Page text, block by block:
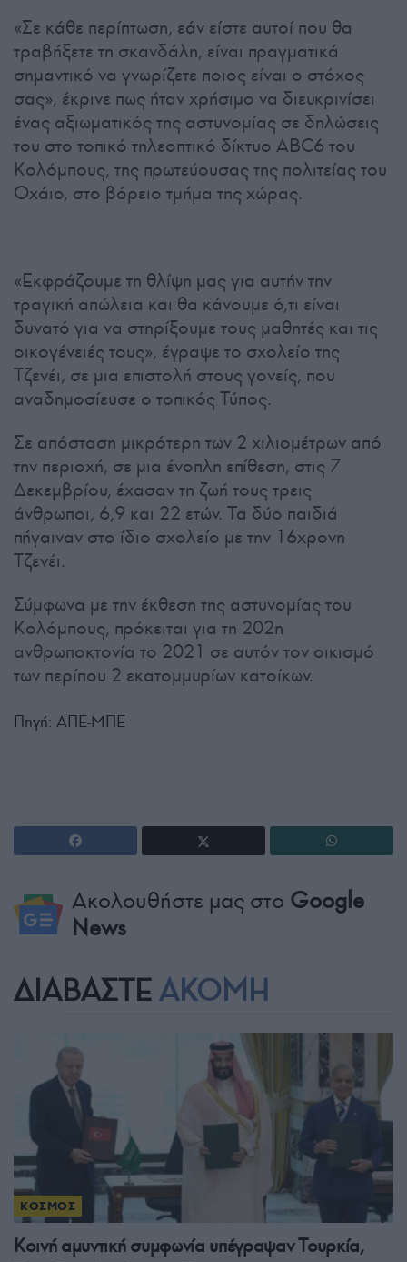
«Σε κάθε περίπτωση, εάν είστε αυτοί που θα
τραβήξετε τη σκανδάλη, είναι πραγματικά
σημαντικό να γνωρίζετε ποιος είναι ο στόχος
σας», έκρινε πως ήταν χρήσιμο να διευκρινίσει
ένας αξιωματικός της αστυνομίας σε δηλώσεις
του στο τοπικό τηλεοπτικό δίκτυο ABC6 του
Κολόμπους, της πρωτεύουσας της πολιτείας του
Οχάιο, στο βόρειο τμήμα της χώρας.
«Εκφράζουμε τη θλίψη μας για αυτήν την
τραγική απώλεια και θα κάνουμε ό,τι είναι
δυνατό για να στηρίξουμε τους μαθητές και τις
οικογένειές τους», έγραψε το σχολείο της
Τζενέι, σε μια επιστολή στους γονείς, που
αναδημοσίευσε ο τοπικός Τύπος.
Σε απόσταση μικρότερη των 2 χιλιομέτρων από
την περιοχή, σε μια ένοπλη επίθεση, στις 7
Δεκεμβρίου, έχασαν τη ζωή τους τρεις
άνθρωποι, 6,9 και 22 ετών. Τα δύο παιδιά
πήγαιναν στο ίδιο σχολείο με την 16χρονη
Τζενέι.
Σύμφωνα με την έκθεση της αστυνομίας του
Κολόμπους, πρόκειται για τη 202η
ανθρωποκτονία το 2021 σε αυτόν τον οικισμό
των περίπου 2 εκατομμυρίων κατοίκων.
Πηγή: ΑΠΕ-ΜΠΕ
Ακολουθήστε μας στο Google
News
ΔΙΑΒΑΣΤΕ ΑΚΟΜΗ
ΚΟΣΜΟΣ
Κοινή αμυντική συμφωνία υπέγραψαν Τουρκία,